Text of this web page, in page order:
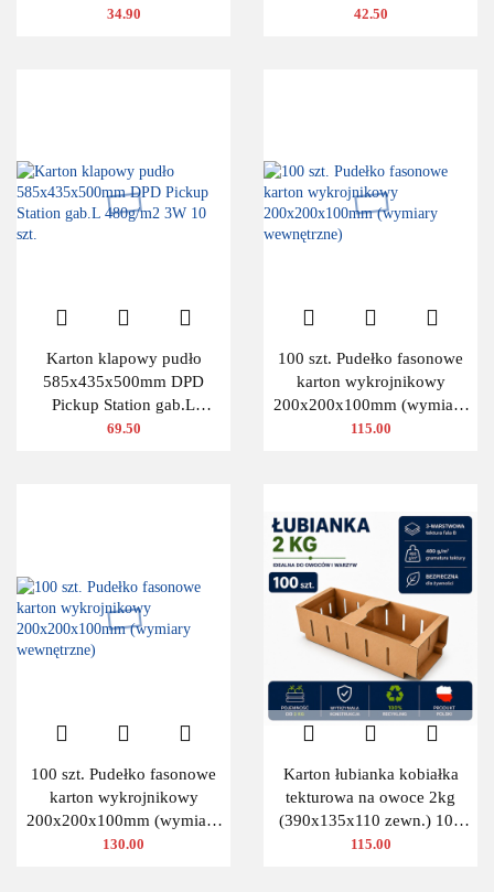
10 szt.
34.90
10 szt.
42.50
Karton klapowy pudło
585x435x500mm DPD
Pickup Station gab.L
480g/m2 3W 10 szt.
69.50
100 szt. Pudełko fasonowe
karton wykrojnikowy
200x200x100mm (wymiary
wewnętrzne)
115.00
100 szt. Pudełko fasonowe
karton wykrojnikowy
200x200x100mm (wymiary
wewnętrzne)
130.00
Karton łubianka kobiałka
tekturowa na owoce 2kg
(390x135x110 zewn.) 100
szt.
115.00